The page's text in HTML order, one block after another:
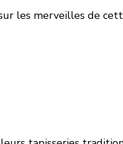
les merveilles de